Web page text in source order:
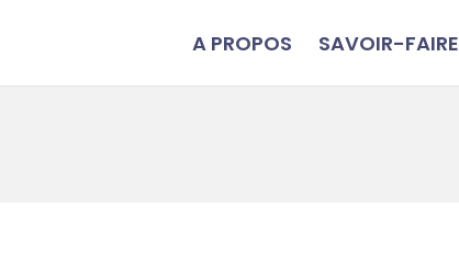
A PROPOS SAVOIR-FAIRE